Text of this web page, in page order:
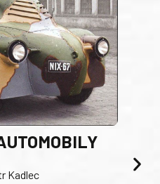
Kadlec